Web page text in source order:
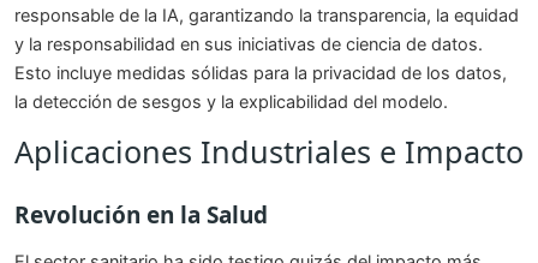
responsable de la IA, garantizando la transparencia, la equidad
y la responsabilidad en sus iniciativas de ciencia de datos.
Esto incluye medidas sólidas para la privacidad de los datos,
la detección de sesgos y la explicabilidad del modelo.
Aplicaciones Industriales e Impacto
Revolución en la Salud